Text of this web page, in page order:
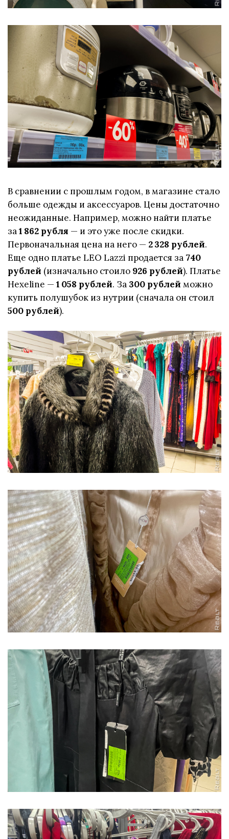
В сравнении с прошлым годом, в магазине стало
больше одежды и аксессуаров. Цены достаточно
неожиданные. Например, можно найти платье
за1 862 рубля — и это уже после скидки.
Первоначальная цена на него — 2 328 рублей.
Еще одно платье LEO Lazzi продается за 740
рублей (изначально стоило 926 рублей). Платье
Hexeline — 1 058 рублей. За 300 рублей можно
купить полушубок из нутрии (сначала он стоил
500 рублей).